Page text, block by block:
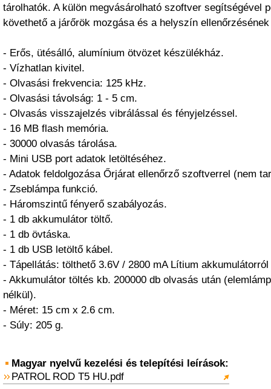
tárolhatók. A külön megvásárolható szoftver segítségével
követhető a járőrök mozgása és a helyszín
- Erős, ütésálló, alumínium ötvözet készülékház.
- Vízhatlan kivitel.
- Olvasási frekvencia: 125 kHz.
- Olvasási távolság: 1 - 5 cm.
- Olvasás visszajelzés vibrálással és fényjelzéssel.
- 16 MB flash memória.
- 30000 olvasás tárolása.
- Mini USB port adatok letöltéséhez.
- Adatok feldolgozása Őrjárat ellenőrző szoftverrel (nem
- Zseblámpa funkció.
- Háromszintű fényerő szabályozás.
- 1 db akkumulátor töltő.
- 1 db övtáska.
- 1 db USB letöltő kábel.
- Tápellátás: tölthető 3.6V / 2800 mA Lítium
- Akkumulátor töltés kb. 200000 db olvasás után
nélkül).
- Méret: 15 cm x 2.6 cm.
- Súly: 205 g.
Magyar nyelvű kezelési és telepítési leírások:
PATROL ROD T5 HU.pdf